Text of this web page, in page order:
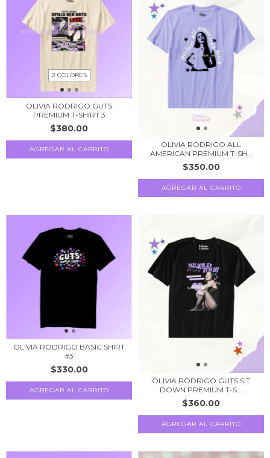
2 COLORES
OLIVIA RODRIGO GUTS
PREMIUM T-SHIRT 3
$380.00
AGREGAR AL CARRITO
OLIVIA RODRIGO ALL
AMERICAN PREMIUM T-SH...
$350.00
AGREGAR AL CARRITO
OLIVIA RODRIGO BASIC SHIRT
#3
$330.00
AGREGAR AL CARRITO
OLIVIA RODRIGO GUTS SIT
DOWN PREMIUM T-S...
$360.00
AGREGAR AL CARRITO